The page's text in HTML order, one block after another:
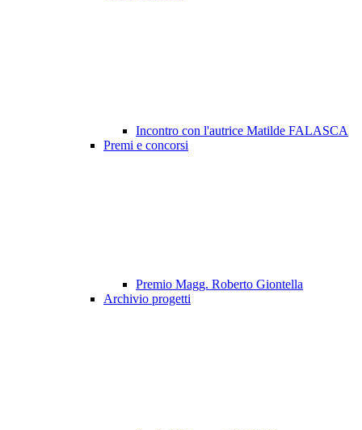
Incontro con l'autrice Matilde FALASCA
Premi e concorsi
Premio Magg. Roberto Giontella
Archivio progetti